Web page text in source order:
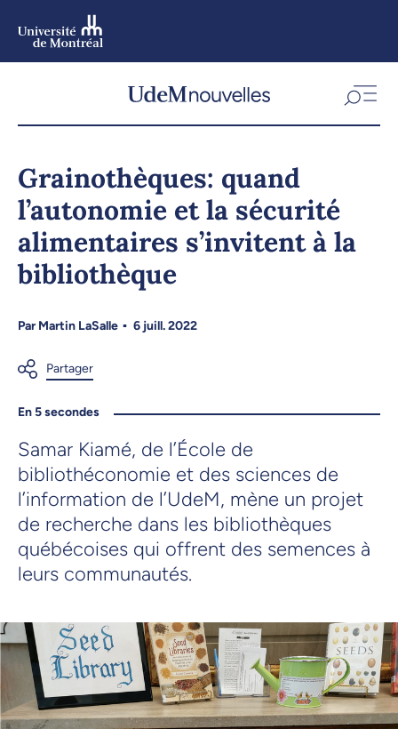
Grainothèques: quand
l’autonomie et la sécurité
alimentaires s’invitent à la
bibliothèque
ParMartin LaSalle 6 juill. 2022
En 5 secondes
Samar Kiamé, de l’École de
bibliothéconomie et des sciences de
l’information de l’UdeM, mène un projet
de recherche dans les bibliothèques
québécoises qui offrent des semences à
leurs communautés.